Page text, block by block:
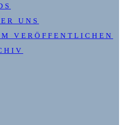
UNS
VERÖFFENTLICHEN